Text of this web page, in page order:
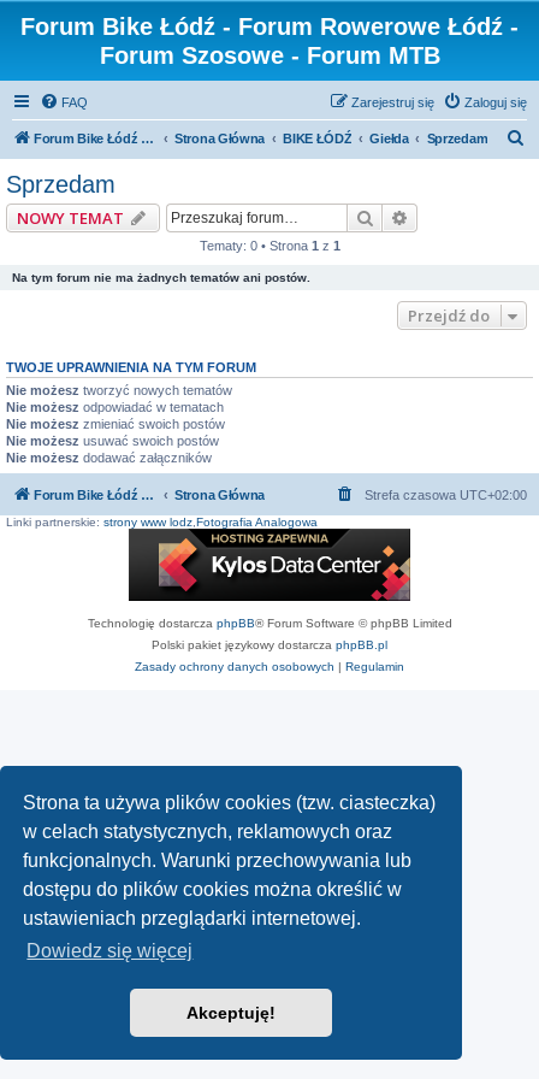
Strona ta używa plików cookies (tzw. ciasteczka)
w celach statystycznych, reklamowych oraz
funkcjonalnych. Warunki przechowywania lub
dostępu do plików cookies można określić w
ustawieniach przeglądarki internetowej.
Dowiedz się więcej
Akceptuję!
Forum Bike Łódź - Forum Rowerowe Łódź -
Forum Szosowe - Forum MTB
FAQ Zaloguj się
Zarejestruj się
Forum Bike Łódź - Forum Rowerowe Łódź - Forum Szosowe - Forum MTB Strona Główna BIKE ŁÓDŹ Giełda Sprzedam
Sprzedam
NOWY TEMAT Szukaj
Tematy: 0 • Strona 1 z 1
Na tym forum nie ma żadnych tematów ani postów.
Przejdź do
TWOJE UPRAWNIENIA NA TYM FORUM
Nie możesz tworzyć nowych tematów
Nie możesz odpowiadać w tematach
Nie możesz zmieniać swoich postów
Nie możesz usuwać swoich postów
Nie możesz dodawać załączników
Forum Bike Łódź - Forum Rowerowe Łódź - Forum Szosowe - Forum MTB Strona Główna Strefa czasowa UTC+02:00
Linki partnerskie: strony www lodz Fotografia Analogowa
Technologię dostarcza phpBB® Forum Software © phpBB Limited
Polski pakiet językowy dostarcza phpBB.pl
Zasady ochrony danych osobowych | Regulamin